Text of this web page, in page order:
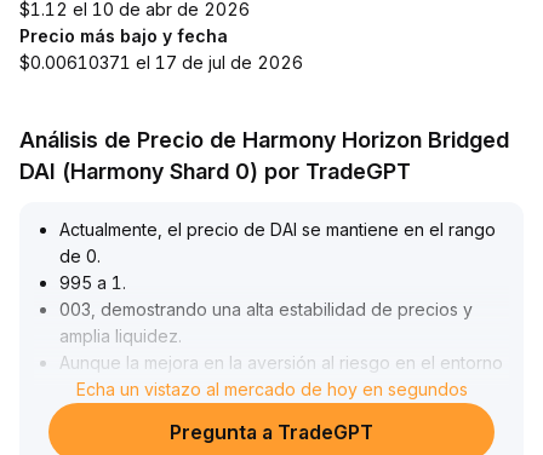
$1.12 el 10 de abr de 2026
Precio más bajo y fecha
$0.00610371 el 17 de jul de 2026
Análisis de Precio de Harmony Horizon Bridged
DAI (Harmony Shard 0) por TradeGPT
Actualmente, el precio de DAI se mantiene en el rango
de 0.
995 a 1.
003, demostrando una alta estabilidad de precios y
amplia liquidez.
Aunque la mejora en la aversión al riesgo en el entorno
macroeconómico ha reducido temporalmente la
demanda de activos refugio, el aumento en los pagos
reales y la frecuencia de transacciones ha garantizado
Echa un vistazo al mercado de hoy en segundos
Pregunta a TradeGPT